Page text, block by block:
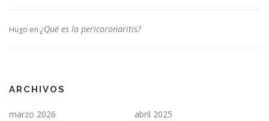
Hugo en ¿Qué es la pericoronaritis?
ARCHIVOS
marzo 2026
abril 2025